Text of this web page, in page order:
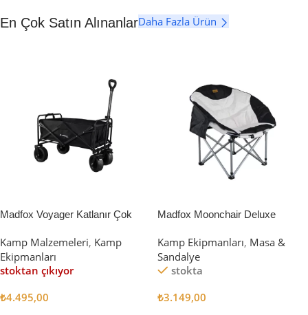
En Çok Satın AlınanlarDaha Fazla Ürün
Madfox Voyager Katlanır Çok
[Vagon] BLACK
Kamp Malzemeleri, Kamp
Ekipmanları
stoktan çıkıyor
₺4.495,00
Madfox Moonchair Deluxe
Siyah/Gri
Kamp Ekipmanları, Masa &
Sandalye
stokta
₺3.149,00